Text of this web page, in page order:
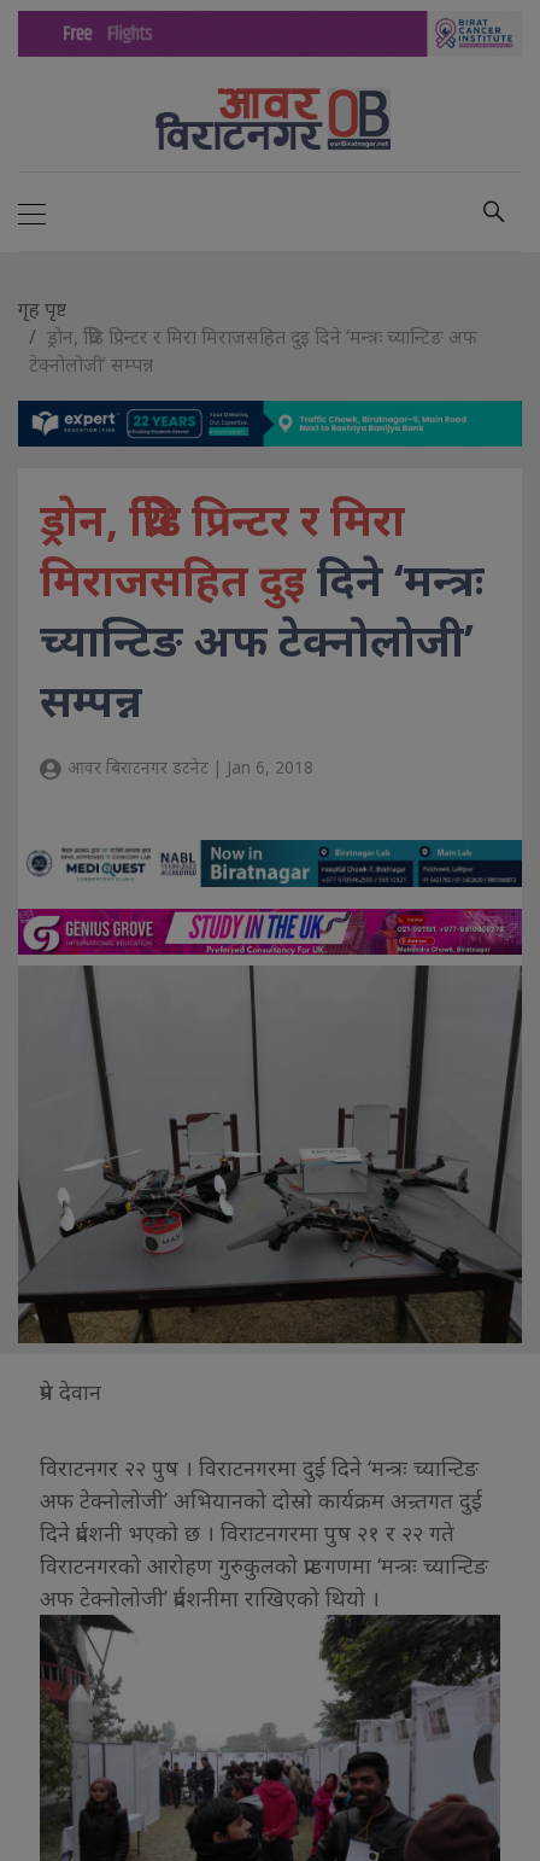
गृह पृष्ट
ड्राेन, थ्रिडि प्रिन्टर र मिरा मिराजसहित दुइ दिने ‘मन्त्रः च्यान्टिङ अफ
टेक्नोलोजी’ सम्पन्न
ड्राेन, थ्रिडि प्रिन्टर र मिरा
मिराजसहित दुइदिने ‘मन्त्रः
च्यान्टिङ अफ टेक्नोलोजी’
सम्पन्न
आवर बिराटनगर डटनेट | Jan 6, 2018
प्रेम देवान
विराटनगर २२ पुष । विराटनगरमा दुई दिने ‘मन्त्रः च्यान्टिङ
अफ टेक्नोलोजी’ अभियानको दोस्रो कार्यक्रम अन्र्तगत दुई
दिने प्रर्दशनी भएको छ । विराटनगरमा पुष २१ र २२ गते
विराटनगरको आरोहण गुरुकुलको प्राङगणमा ‘मन्त्रः च्यान्टिङ
अफ टेक्नोलोजी’ प्रर्दशनीमा राखिएको थियो ।